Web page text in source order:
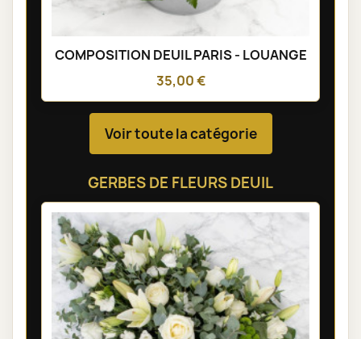
COMPOSITION DEUIL PARIS - LOUANGE
35,00 €
Voir toute la catégorie
GERBES DE FLEURS DEUIL